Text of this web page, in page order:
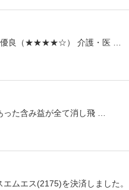
優良（★★★★☆） 介護・医 …
た含み益が全て消し飛 …
ムエス(2175)を決済しました。